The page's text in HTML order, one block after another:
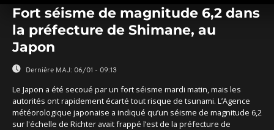
seconds
seconds
Fort séisme de magnitude 6,2 dans
la préfecture de Shimane, au
Japon
Dernière MAJ: 06/01 - 09:13
Le Japon a été secoué par un fort séisme mardi matin, mais les
autorités ont rapidement écarté tout risque de tsunami. L’Agence
météorologique japonaise a indiqué qu’un séisme de magnitude 6,2
sur l'échelle de Richter avait frappé l’est de la préfecture de